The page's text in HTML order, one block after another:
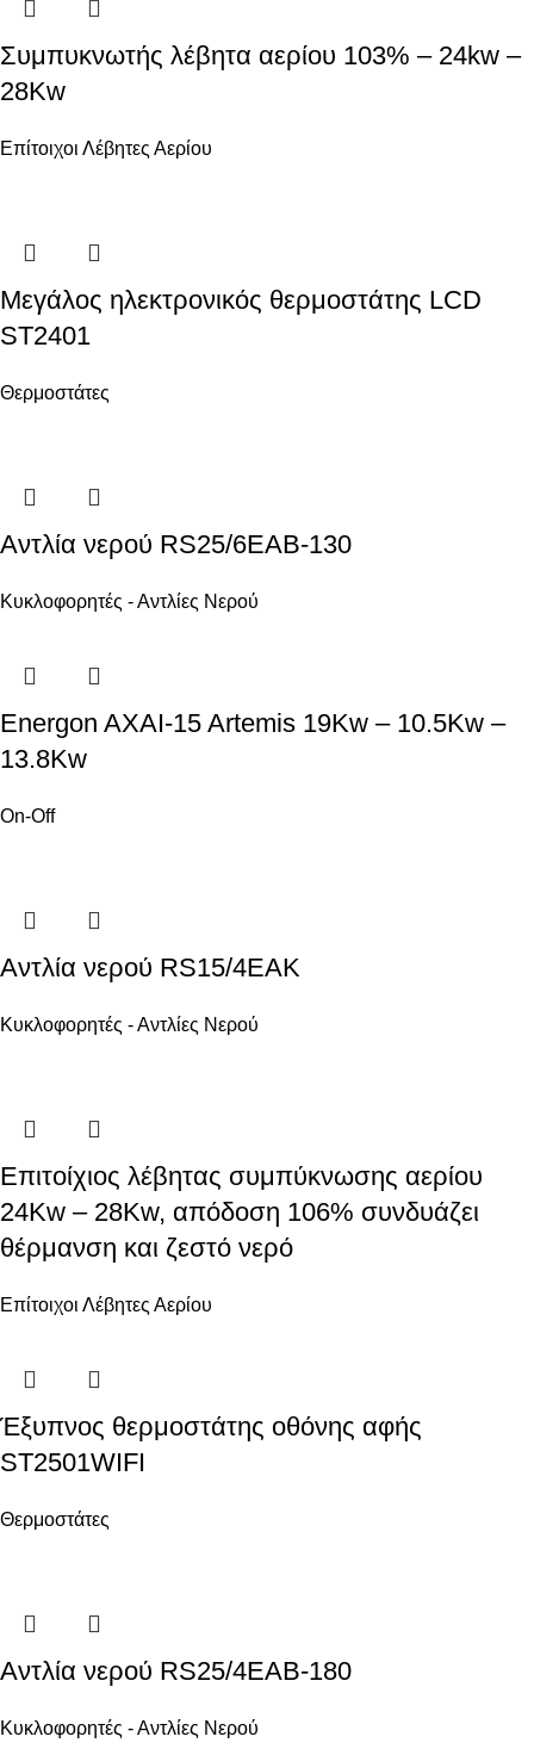
Συμπυκνωτής λέβητα αερίου 103% – 24kw –
28Kw
Επίτοιχοι Λέβητες Αερίου
Μεγάλος ηλεκτρονικός θερμοστάτης LCD
ST2401
Θερμοστάτες
Αντλία νερού RS25/6EAB-130
Κυκλοφορητές - Αντλίες Νερού
Energon AXAI-15 Artemis 19Kw – 10.5Kw –
13.8Kw
On-Off
Αντλία νερού RS15/4EAK
Κυκλοφορητές - Αντλίες Νερού
Επιτοίχιος λέβητας συμπύκνωσης αερίου
24Kw – 28Kw, απόδοση 106% συνδυάζει
θέρμανση και ζεστό νερό
Επίτοιχοι Λέβητες Αερίου
Έξυπνος θερμοστάτης οθόνης αφής
ST2501WIFI
Θερμοστάτες
Αντλία νερού RS25/4EAB-180
Κυκλοφορητές - Αντλίες Νερού